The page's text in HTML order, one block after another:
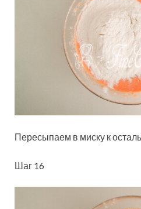
Пересыпаем в миску к
Шаг 16